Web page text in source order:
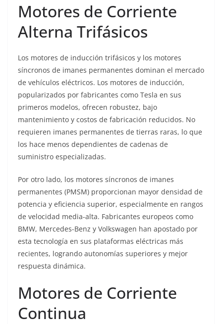
Motores de Corriente
Alterna Trifásicos
Los motores de inducción trifásicos y los motores
síncronos de imanes permanentes dominan el mercado
de vehículos eléctricos. Los motores de inducción,
popularizados por fabricantes como Tesla en sus
primeros modelos, ofrecen robustez, bajo
mantenimiento y costos de fabricación reducidos. No
requieren imanes permanentes de tierras raras, lo que
los hace menos dependientes de cadenas de
suministro especializadas.
Por otro lado, los motores síncronos de imanes
permanentes (PMSM) proporcionan mayor densidad de
potencia y eficiencia superior, especialmente en rangos
de velocidad media-alta. Fabricantes europeos como
BMW, Mercedes-Benz y Volkswagen han apostado por
esta tecnología en sus plataformas eléctricas más
recientes, logrando autonomías superiores y mejor
respuesta dinámica.
Motores de Corriente
Continua